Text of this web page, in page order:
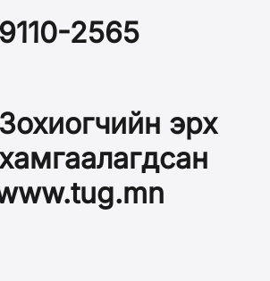
2565
эрх